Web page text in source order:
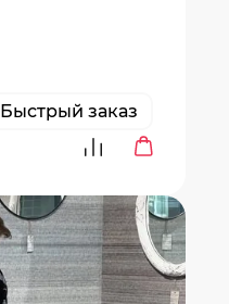
Быстрый заказ